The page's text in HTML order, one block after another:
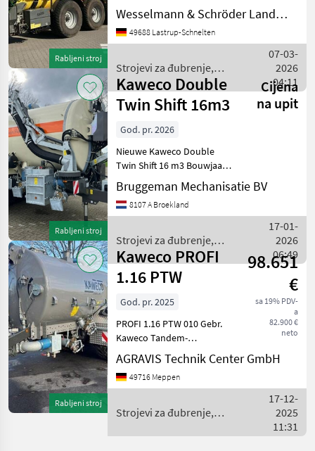
Rabljeni stroj
Geschwindigkeit: 40 km/h,
Gesamtgewicht: 39000 kg,
Erstzulassung: 19.03.07,
________ Vogelsang Gestän
Wesselmann & Schröder Landmaschinen Lastrup-Schnelten
49688 Lastrup-Schnelten
Strojevi za đubrenje,
gnojenje i navodnjavanje /
Kaweco
07-03-
2026
04:11
Rabljeni stroj
Kaweco Double
Twin Shift 16m3
Cijena
na upit
God. pr. 2026
Nieuwe Kaweco Double
Twin Shift 16 m3 Bouwjaar
2026 9 m3 Verdringer pomp
staande zuigarm 10" turbo
vuller 10" grote voorsnij
banden 650/85R38
Bruggeman Mechanisatie BV
8107 A Broekland
Strojevi za đubrenje,
gnojenje i navodnjavanje /
Kaweco
17-01-
2026
06:49
Rabljeni stroj
Kaweco PROFI
1.16 PTW
98.651
€
sa 19% PDV-
a
82.900 €
neto
God. pr. 2025
PROFI 1.16 PTW 010 Gebr.
Kaweco Tandem-
Pumptankwagen 020
Deichsel für
Untenanhängung, K80
Weitwinkelgelenkwelle,
Hydr. Stützfuß, Hydr.
Anschlus
AGRAVIS Technik Center GmbH
49716 Meppen
Strojevi za đubrenje,
Kaweco
17-12-
2025
11:31